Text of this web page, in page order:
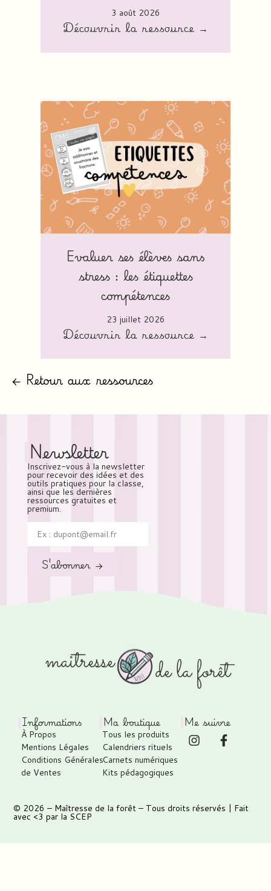
3 août 2026
Découvrir la ressource →
Evaluer ses élèves sans
stress : les étiquettes
compétences
23 juillet 2026
Découvrir la ressource →
← Retour aux ressources
Newsletter
Inscrivez-vous à la newsletter
pour recevoir des idées et des
outils pratiques pour la classe,
ainsi que les dernières
ressources gratuites et
premium.
S'abonner →
Informations
À Propos
Mentions Légales
Conditions Générales
de Ventes
Ma boutique
Tous les produits
Calendriers rituels
Carnets numériques
Kits pédagogiques
Me suivre
© 2026 – Maîtresse de la forêt – Tous droits réservés | Fait
avec <3 par la SCEP